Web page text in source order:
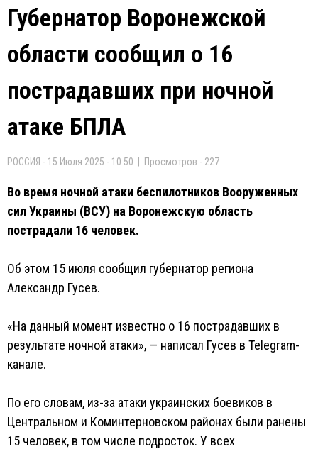
Губернатор Воронежской
области сообщил о 16
пострадавших при ночной
атаке БПЛА
РОССИЯ - 15 Июля 2025 - 10:50 | Просмотров - 227
Во время ночной атаки беспилотников Вооруженных
сил Украины (ВСУ) на Воронежскую область
пострадали 16 человек.
Об этом 15 июля сообщил губернатор региона
Александр Гусев.
«На данный момент известно о 16 пострадавших в
результате ночной атаки», — написал Гусев в Telegram-
канале.
По его словам, из-за атаки украинских боевиков в
Центральном и Коминтерновском районах были ранены
15 человек, в том числе подросток. У всех